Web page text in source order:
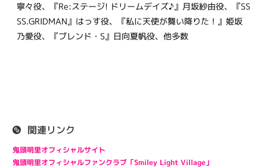
寧々役、『Re:ステージ! ドリームデイズ♪』月坂紗由役、『SS
SS.GRIDMAN』はっす役、『私に天使が舞い降りた！』姫坂
乃愛役、『ブレンド・S』日向夏帆役、他多数
関連リンク
鬼頭明里オフィシャルサイト
鬼頭明里オフィシャルファンクラブ「Smiley Light Village」